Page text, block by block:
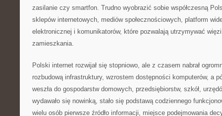
zasilanie czy smartfon. Trudno wyobrazić sobie współczesną
sklepów internetowych, mediów społecznościowych, platform
elektronicznej i komunikatorów, które pozwalają utrzymywać
zamieszkania.
Polski internet rozwijał się stopniowo, ale z czasem nabrał
rozbudową infrastruktury, wzrostem dostępności komputerów, a
weszła do gospodarstw domowych, przedsiębiorstw, szkół,
wydawało się nowinką, stało się podstawą codziennego
wielu osób pierwsze źródło informacji, miejsce podejmowania